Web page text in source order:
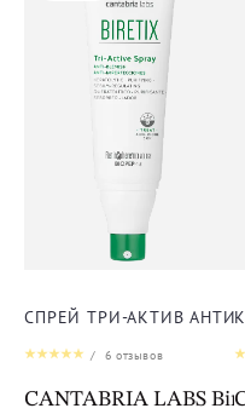
СПРЕЙ ТРИ-АКТИВ
/ 6 отзывов
CANTABRIA LABS